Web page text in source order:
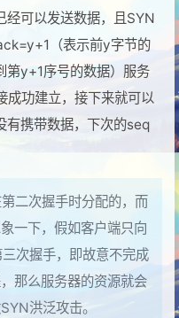
经可以发送数据，且SYN
（表示前y字节的
第y+1序号的数据）服务
成功建立，接下来就可以
有携带数据，下次的seq
二次握手时分配的，而
一下，假如客户端只向
次握手，即故意不完成
那么服务器的资源就会
洪泛攻击。